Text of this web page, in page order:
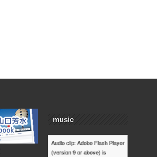
music
Audio clip: Adobe Flash Player
(version 9 or above) is